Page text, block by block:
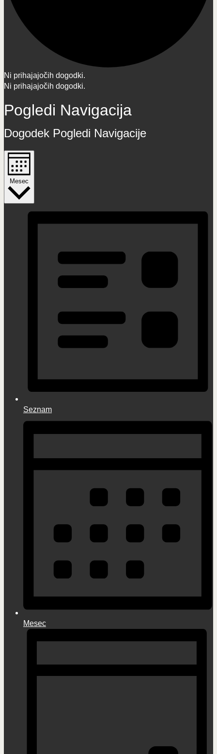
Ni prihajajočih dogodki.
Ni prihajajočih dogodki.
Pogledi Navigacija
Dogodek Pogledi Navigacije
Mesec
Seznam
Mesec